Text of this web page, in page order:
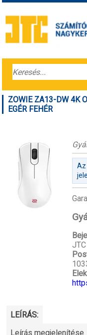
ZOWIE ZA13-DW 4K
EGÉR FEHÉR
Az
LEÍRÁS:
Leírás megjelenítése